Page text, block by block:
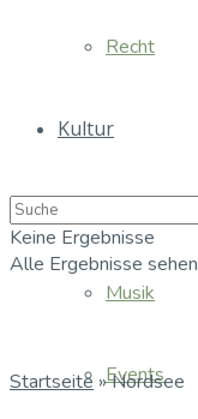
Recht
Kultur
Musik
Events
Keine Ergebnisse
Alle Ergebnisse sehen
Startseite »Nordsee